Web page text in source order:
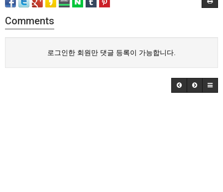
Comments
로그인한 회원만 댓글 등록이 가능합니다.